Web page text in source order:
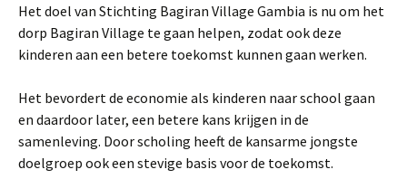
Het doel van Stichting Bagiran Village Gambia is nu om het
dorp Bagiran Village te gaan helpen, zodat ook deze
kinderen aan een betere toekomst kunnen gaan werken.
Het bevordert de economie als kinderen naar school gaan
en daardoor later, een betere kans krijgen in de
samenleving. Door scholing heeft de kansarme jongste
doelgroep ook een stevige basis voor de toekomst.